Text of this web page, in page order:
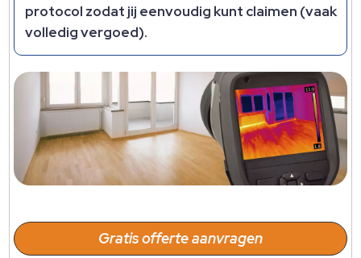
protocol zodat jij eenvoudig kunt claimen (vaak
volledig vergoed).​
Gratis offerte aanvragen